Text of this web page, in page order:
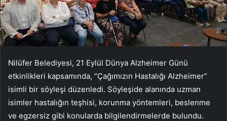
Nilüfer Belediyesi, 21 Eylül Dünya Alzheimer Günü
etkinlikleri kapsamında, “Çağımızın Hastalığı Alzheimer”
isimli bir söyleşi düzenledi. Söyleşide alanında uzman
isimler hastalığın teşhisi, korunma yöntemleri, beslenme
ve egzersiz gibi konularda bilgilendirmelerde bulundu.